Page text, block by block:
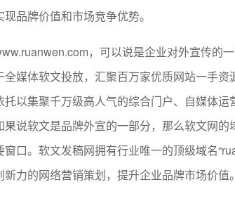
品牌价值和市场竞争优势。
，可以说是企业对外宣传的
媒体软文投放，汇聚百万家优质网站一手
以集聚千万级高人气的综合门户、自媒体
说软文是品牌外宣的一部分，那么软文网
口。软文发稿网拥有行业唯一的顶级域名
力的网络营销策划，提升企业品牌市场价值。